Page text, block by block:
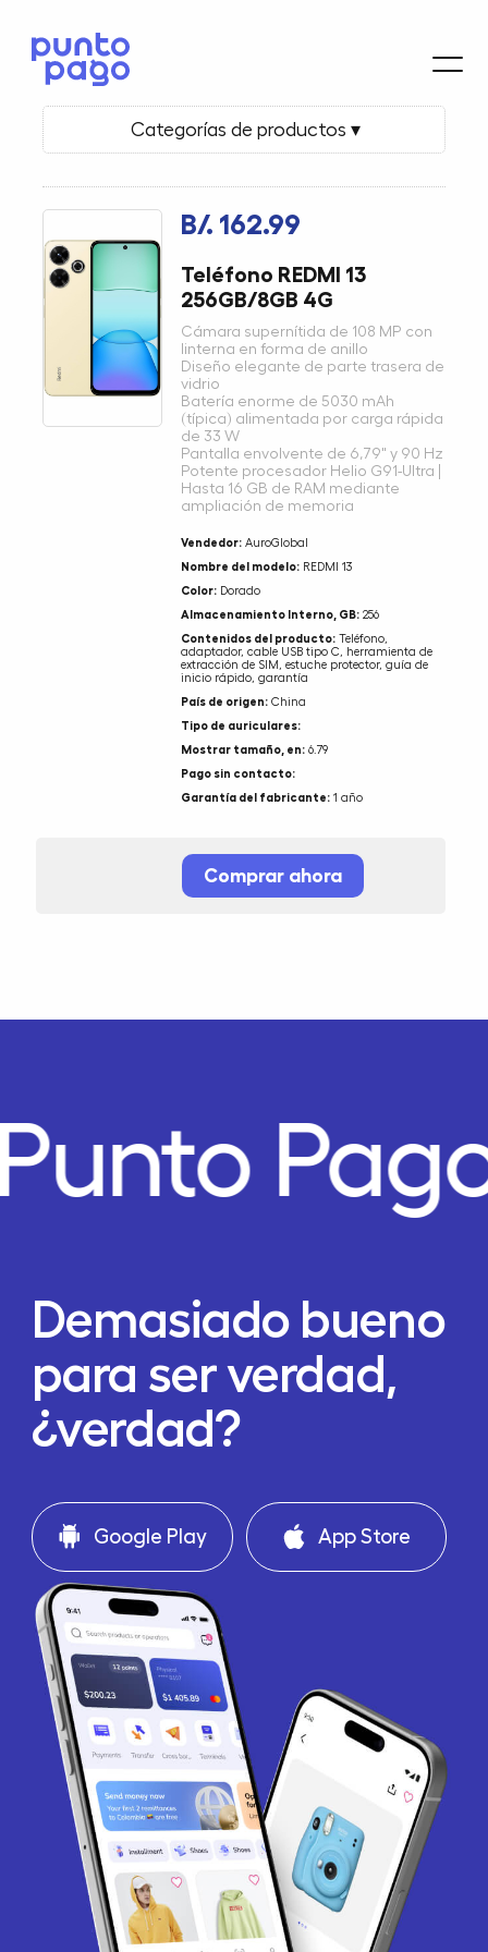
Categorías de productos ▾
B/. 162.99
Teléfono REDMI 13
256GB/8GB 4G
Cámara supernítida de 108 MP con
linterna en forma de anillo
Diseño elegante de parte trasera de
vidrio
Batería enorme de 5030 mAh
(típica) alimentada por carga rápida
de 33 W
Pantalla envolvente de 6,79" y 90 Hz
Potente procesador Helio G91-Ultra |
Hasta 16 GB de RAM mediante
ampliación de memoria
Vendedor: AuroGlobal
Nombre del modelo: REDMI 13
Color: Dorado
Almacenamiento Interno, GB: 256
Contenidos del producto: Teléfono,
adaptador, cable USB tipo C, herramienta de
extracción de SIM, estuche protector, guía de
inicio rápido, garantía
País de origen: China
Tipo de auriculares:
Mostrar tamaño, en: 6.79
Pago sin contacto:
Garantía del fabricante: 1 año
Comprar ahora
Demasiado bueno
para ser verdad,
¿verdad?
Google Play App Store